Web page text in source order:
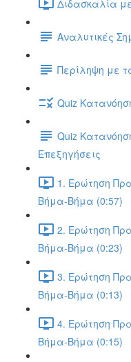
Διδασκαλία
Αναλυτικές
Περίληψη με
Quiz
Quiz
Επεξηγήσεις
1. Ερώτηση
Βήμα-Βήμα (0:57)
2. Ερώτηση
Βήμα-Βήμα (0:23)
3. Ερώτηση
Βήμα-Βήμα (0:13)
4. Ερώτηση
Βήμα-Βήμα (0:15)